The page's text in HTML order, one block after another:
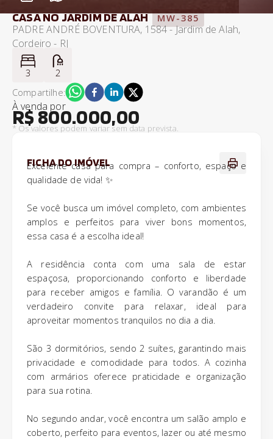
CASA NO JARDIM DE ALAH MW-385
PADRE ANDRÉ BOVENTURA, 1584 - Jardim de Alah,
Cordeiro - RJ
3
2
Compartilhe:
À venda por
R$ 800.000,00
* Os valores podem variar sem data prevista.
FICHA DO IMÓVEL
Excelente casa para compra – conforto, espaço e
qualidade de vida! ✨
Se você busca um imóvel completo, com ambientes
amplos e perfeitos para viver bons momentos,
essa casa é a escolha ideal!
A residência conta com uma sala de estar
espaçosa, proporcionando conforto e liberdade
para receber amigos e família. O varandão é um
verdadeiro convite para relaxar, ideal para
aproveitar momentos tranquilos no dia a dia.
São 3 dormitórios, sendo 2 suítes, garantindo mais
privacidade e comodidade para todos. A cozinha
com armários oferece praticidade e organização
para sua rotina.
No segundo andar, você encontra um salão amplo e
coberto, perfeito para eventos, lazer ou até mesmo